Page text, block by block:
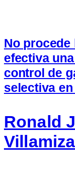
No procede
efectiva
control de
selectiva
Ronald